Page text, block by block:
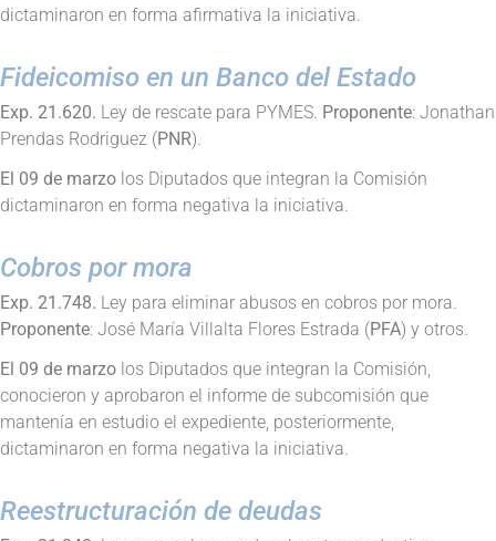
dictaminaron en forma afirmativa la iniciativa.
Fideicomiso en un Banco del Estado
Exp. 21.620. Ley de rescate para PYMES. Proponente: Jonathan
Prendas Rodriguez (PNR).
El 09 de marzo los Diputados que integran la Comisión
dictaminaron en forma negativa la iniciativa.
Cobros por mora
Exp. 21.748. Ley para eliminar abusos en cobros por mora.
Proponente: José María Villalta Flores Estrada (PFA) y otros.
El 09 de marzo los Diputados que integran la Comisión,
conocieron y aprobaron el informe de subcomisión que
mantenía en estudio el expediente, posteriormente,
dictaminaron en forma negativa la iniciativa.
Reestructuración de deudas